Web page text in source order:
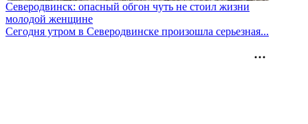
Северодвинск: опасный обгон чуть не стоил жизни
молодой женщине
Сегодня утром в Северодвинске произошла серьезная...